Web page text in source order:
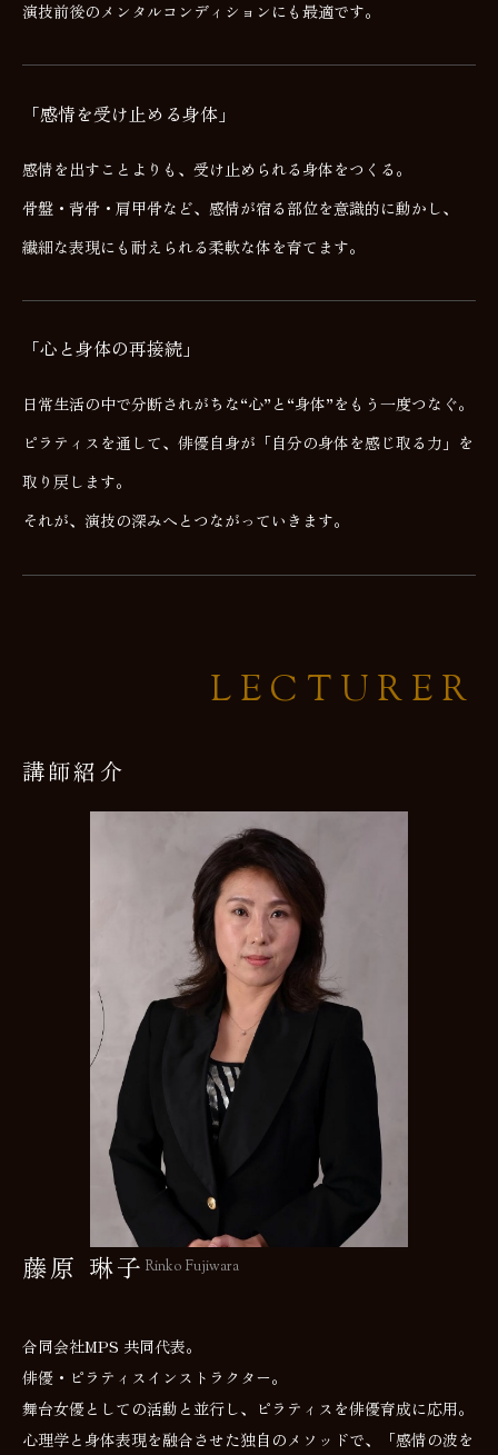
演技前後のメンタルコンディションにも最適です。
「感情を受け止める身体」
感情を出すことよりも、受け止められる身体をつくる。
骨盤・背骨・肩甲骨など、感情が宿る部位を意識的に動かし、
繊細な表現にも耐えられる柔軟な体を育てます。
「心と身体の再接続」
日常生活の中で分断されがちな“心”と“身体”をもう一度つなぐ。
ピラティスを通して、俳優自身が「自分の身体を感じ取る力」を
取り戻します。
それが、演技の深みへとつながっていきます。
LECTURER
講師紹介
藤原 琳子 Rinko Fujiwara
合同会社MPS 共同代表。
俳優・ピラティスインストラクター。
舞台女優としての活動と並行し、ピラティスを俳優育成に応用。
心理学と身体表現を融合させた独自のメソッドで、「感情の波を